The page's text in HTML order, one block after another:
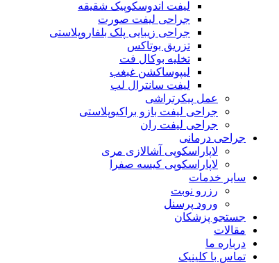
لیفت اندوسکوپیک شقیقه
جراحی لیفت صورت
جراحی زیبایی پلک بلفاروپلاستی
تزریق بوتاکس
تخلیه بوکال فت
لیپوساکشن غبغب
لیفت سانترال لب
عمل پیکرتراشی
جراحی لیفت بازو براکیوپلاستی
جراحی لیفت ران
جراحی درمانی
لاپاراسکوپی آشالازی مری
لاپاراسکوپی کیسه صفرا
سایر خدمات
رزرو نوبت
ورود پرسنل
جستجو پزشکان
مقالات
درباره ما
تماس با کلینیک